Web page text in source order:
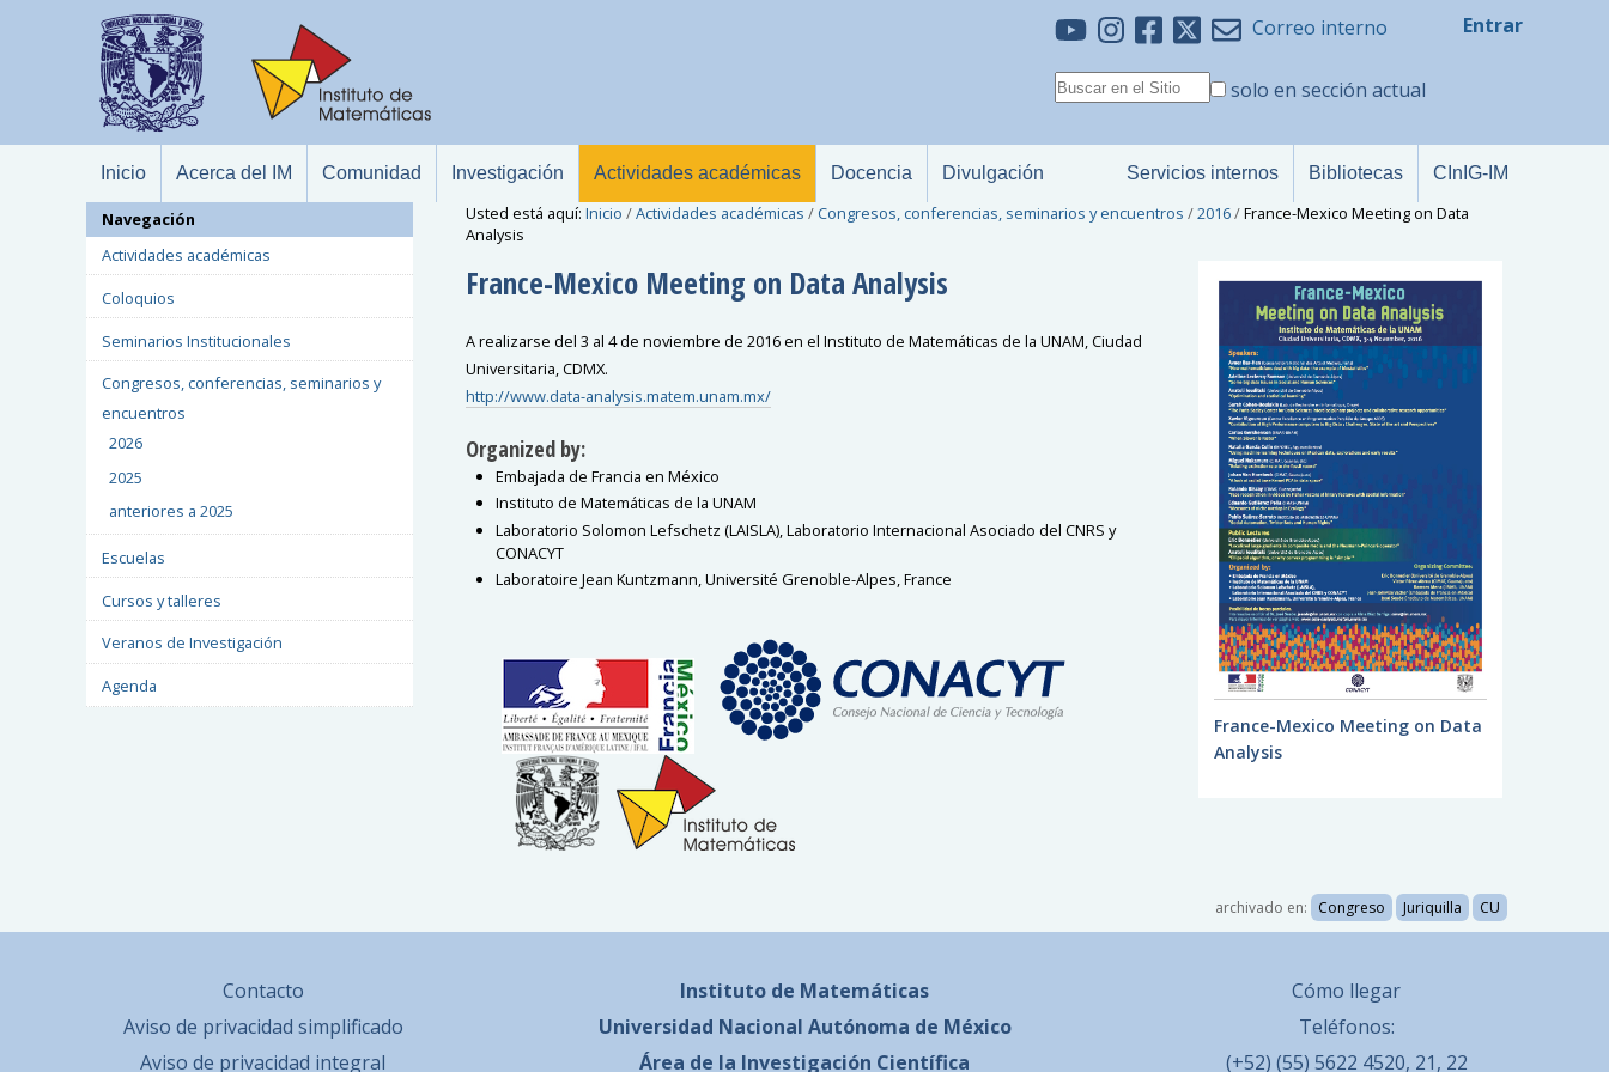
Correo interno
solo en sección actual
Entrar
Inicio Acerca del IM Comunidad Investigación Actividades académicas Docencia Divulgación Servicios internos Bibliotecas CInIG-IM
Usted está aquí: Inicio /Actividades académicas / Congresos, conferencias, seminarios y encuentros /2016/France-Mexico Meeting on Data
Analysis
France-Mexico Meeting on Data Analysis
A realizarse del 3 al 4 de noviembre de 2016 en el Instituto de Matemáticas de la UNAM, Ciudad
Universitaria, CDMX.
http://www.data-analysis.matem.unam.mx/
Organized by:
Embajada de Francia en México
Instituto de Matemáticas de la UNAM
Laboratorio Solomon Lefschetz (LAISLA), Laboratorio Internacional Asociado del CNRS y
CONACYT
Laboratoire Jean Kuntzmann, Université Grenoble-Alpes, France
France-Mexico Meeting on Data
Analysis
archivado en: Congreso Juriquilla CU
Navegación
Actividades académicas
Coloquios
Seminarios Institucionales
Congresos, conferencias, seminarios y
encuentros
2026
2025
anteriores a 2025
Escuelas
Cursos y talleres
Veranos de Investigación
Agenda
Contacto
Aviso de privacidad simplificado
Aviso de privacidad integral
Instituto de Matemáticas
Universidad Nacional Autónoma de México
Área de la Investigación Científica
Cómo llegar
Teléfonos:
(+52) (55) 5622 4520, 21, 22